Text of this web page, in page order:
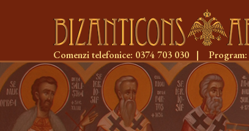
Comenzi telefonice: 0374 703 030 | Program: